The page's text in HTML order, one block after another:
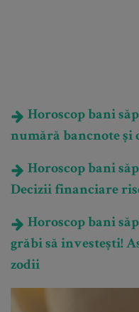
Horoscop bani
numără bancnote și
Horoscop bani
Decizii financiare
Horoscop bani
grăbi să investești!
zodii